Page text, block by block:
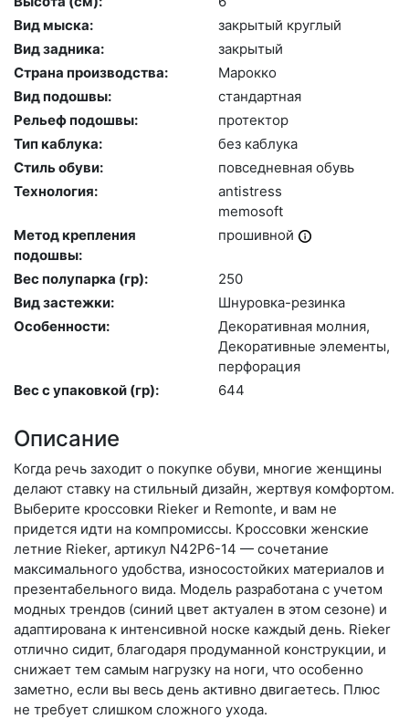
Вид мыска:
зак­ры­тый круг­лый
Вид задника:
зак­ры­тый
Страна производства:
Ма­рок­ко
Вид подошвы:
стан­дарт­ная
Рельеф подошвы:
про­тек­тор
Тип каблука:
без каб­лу­ка
Стиль обуви:
пов­седнев­ная обувь
Технология:
an­tist­ress
me­mosoft
Метод крепления
подошвы:
про­шив­ной
Вес полупарка (гр):
250
Вид застежки:
Шну­ров­ка-ре­зин­ка
Особенности:
Де­кора­тив­ная мол­ния,
Де­кора­тив­ные эле­мен­ты,
пер­фо­рация
Вес с упаковкой (гр):
644
Описание
Когда речь заходит о покупке обуви, многие женщины
делают ставку на стильный дизайн, жертвуя комфортом.
Выберите крос­совки Rieker и Remonte, и вам не
придется идти на компромиссы. Кроссовки женские
летние Rieker, артикул N42P6-14 — сочетание
максимального удобства, износостойких материалов и
презентабельного вида. Модель разработана с учетом
модных трендов (си­ний цвет актуален в этом сезоне) и
адаптирована к интенсивной носке каждый день. Ri­eker
отлично сидит, благодаря продуманной конструкции, и
снижает тем самым нагрузку на ноги, что особенно
заметно, если вы весь день активно двигаетесь. Плюс
не требует слишком сложного ухода.